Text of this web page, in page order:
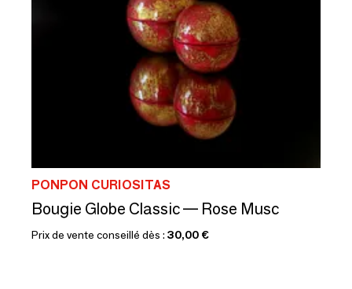
PONPON CURIOSITAS
Bougie Globe Classic — Rose Musc
Prix de vente conseillé dès : 30,00 €